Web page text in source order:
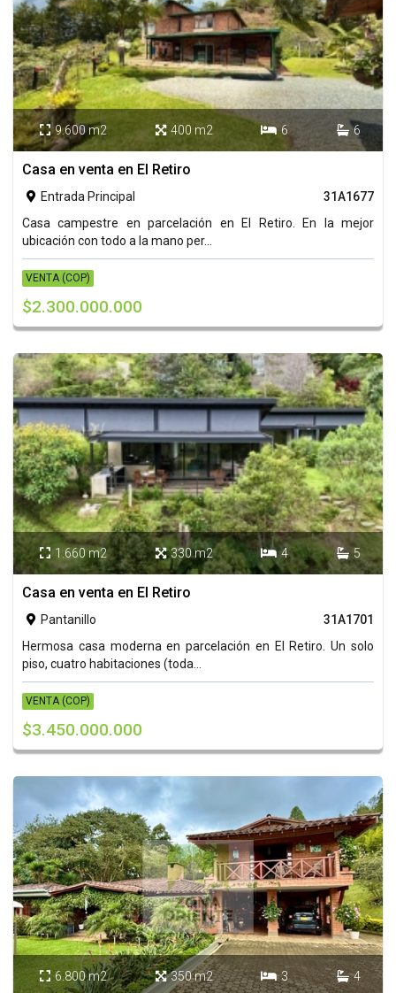
 9.600 m2  400 m2  6  6
Casa en venta en El Retiro
 Entrada Principal
31A1677
Casa campestre en parcelación en El Retiro. En la mejor
ubicación con todo a la mano per...
VENTA (COP)
$2.300.000.000
 1.660 m2  330 m2  4  5
Casa en venta en El Retiro
 Pantanillo
31A1701
Hermosa casa moderna en parcelación en El Retiro. Un solo
piso, cuatro habitaciones (toda...
VENTA (COP)
$3.450.000.000
 6.800 m2  350 m2  3  4